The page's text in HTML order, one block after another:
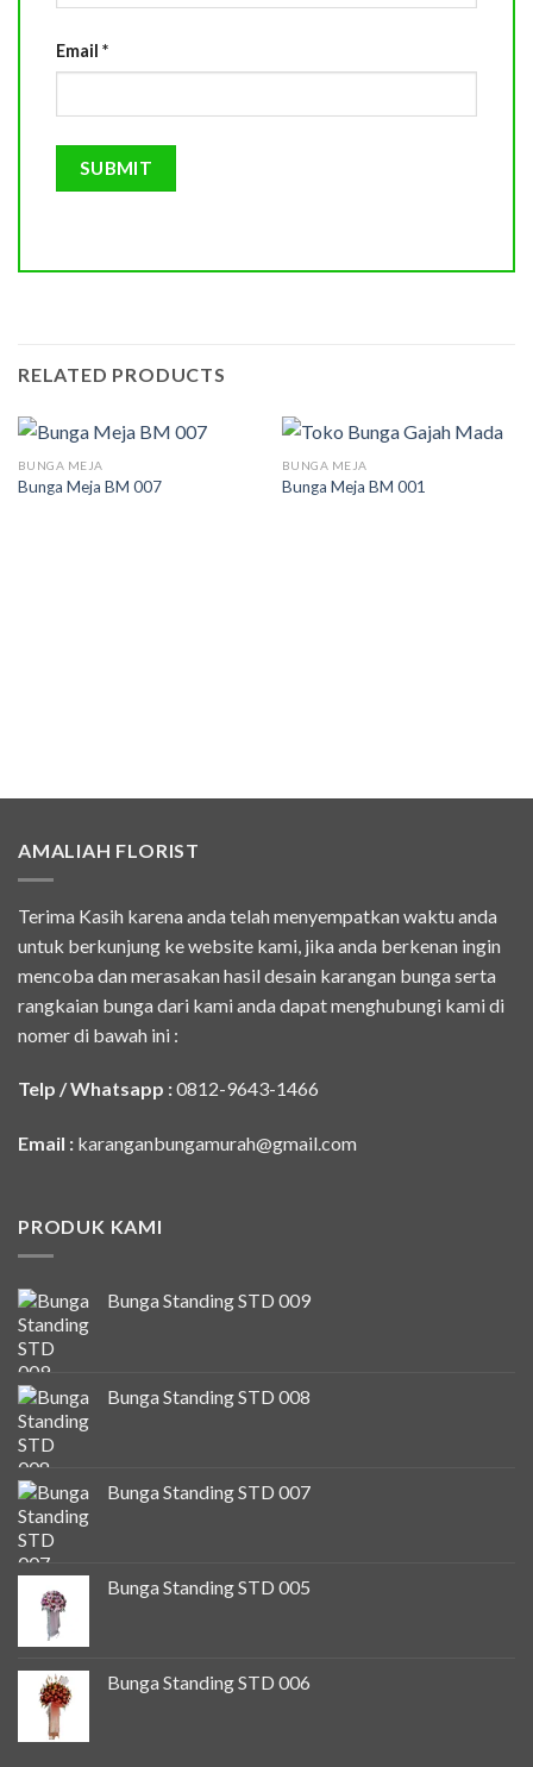
Email *
RELATED PRODUCTS
BUNGA MEJA
Bunga Meja BM 007
BUNGA MEJA
Bunga Meja BM 001
AMALIAH FLORIST
Terima Kasih karena anda telah menyempatkan waktu anda
untuk berkunjung ke website kami, jika anda berkenan ingin
mencoba dan merasakan hasil desain karangan bunga serta
rangkaian bunga dari kami anda dapat menghubungi kami di
nomer di bawah ini :
Telp / Whatsapp :0812-9643-1466
Email : karanganbungamurah@gmail.com
PRODUK KAMI
Bunga Standing STD 009
Bunga Standing STD 008
Bunga Standing STD 007
Bunga Standing STD 005
Bunga Standing STD 006